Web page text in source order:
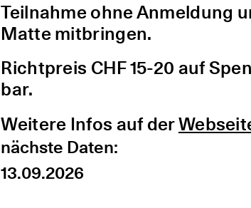
Teilnahme ohne Anmeldung
Matte mitbringen.
Richtpreis CHF 15-20 auf
bar.
Weitere Infos auf der
nächste Daten:
13.09.2026